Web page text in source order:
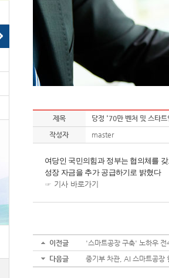
제목
당정 '70만 벤처 및 스타
작성자
master
여당인 국민의힘과 정부는 협의체를
성장 자금을 추가 공급하기로 밝혔다
☞ 기사 바로가기 ​
이전글
'스마트공장 구축' 노하우
다음글
중기부 차관, AI 스마트공장